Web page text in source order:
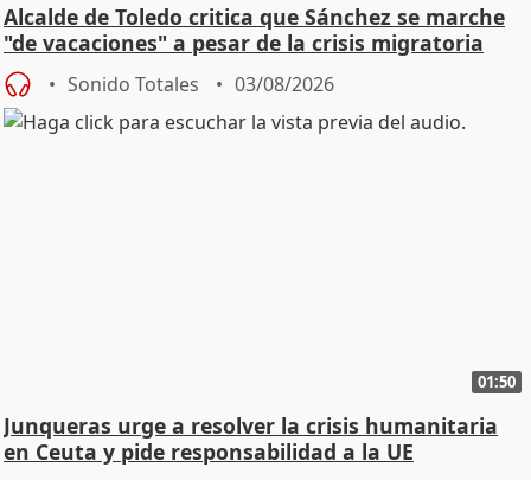
Alcalde de Toledo critica que Sánchez se marche
"de vacaciones" a pesar de la crisis migratoria
Sonido Totales 03/08/2026
01:50
Junqueras urge a resolver la crisis humanitaria
en Ceuta y pide responsabilidad a la UE